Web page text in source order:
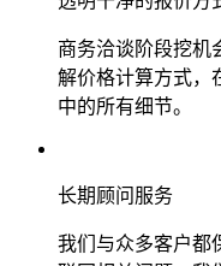
商务洽谈阶段挖机
解价格计算方式，
中的所有细节。
长期顾问服务
我们与众多客户都